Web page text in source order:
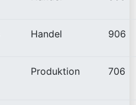
Handel 906
Produktion 706